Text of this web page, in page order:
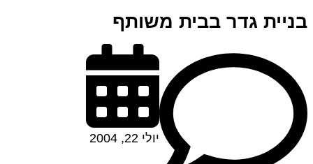
בניית גדר בבית משותף
יולי 22, 2004